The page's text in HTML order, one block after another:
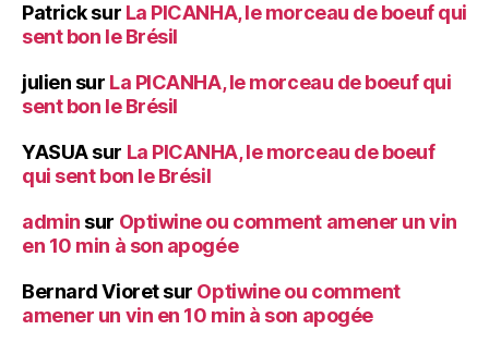
Patricksur La PICANHA, le morceau de boeuf qui
sent bon le Brésil
julien sur La PICANHA, le morceau de boeuf qui
sent bon le Brésil
YASUAsur La PICANHA, le morceau de boeuf
qui sent bon le Brésil
admin sur Optiwine ou comment amener un vin
en 10 min à son apogée
Bernard Vioretsur Optiwine ou comment
amener un vin en 10 min à son apogée